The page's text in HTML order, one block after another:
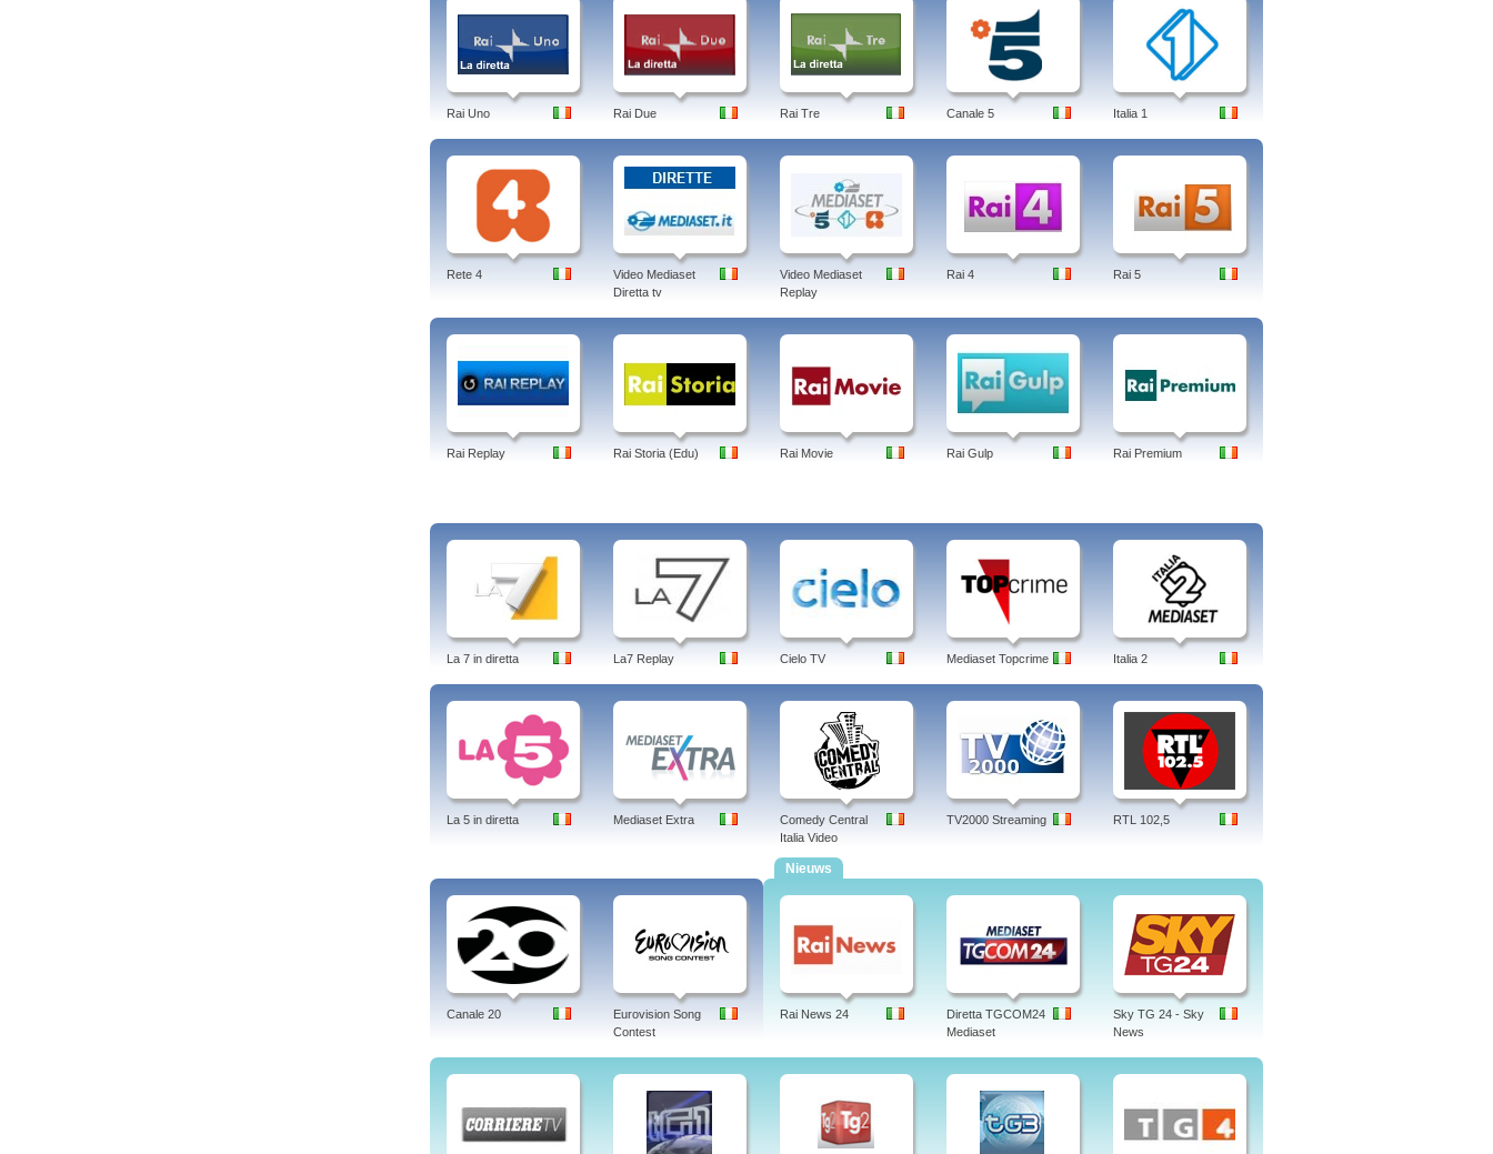
Rai Uno Rai Due Rai Tre Canale 5 Italia 1
Rete 4
Video Mediaset
Diretta tv
Video Mediaset
Replay
Rai 4 Rai 5
Rai Replay Rai Storia (Edu) Rai Movie Rai Gulp Rai Premium
La 7 in diretta La7 Replay Cielo TV Mediaset Topcrime Italia 2
La 5 in diretta Mediaset Extra
Comedy Central
Italia Video
TV2000 Streaming RTL 102,5
Canale 20
Eurovision Song
Contest
Nieuws
Rai News 24
Diretta TGCOM24
Mediaset
Sky TG 24 - Sky
News